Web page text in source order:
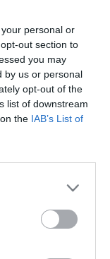
personal or
out section to
you may
by us or personal
opt-out of the
list of downstream
the IAB’s List of
acuerdo